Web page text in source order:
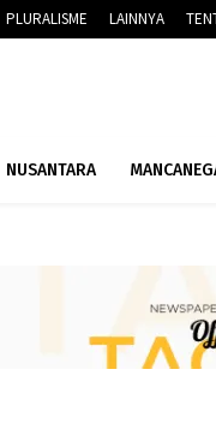
PLURALISME LAINNYA
NUSANTARA